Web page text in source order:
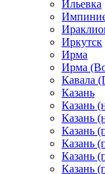
Ильевка
Иркутск
Ирма
Ирма
Кавала
Казань
Казань
Казань
Казань
Казань
Казань
Казань